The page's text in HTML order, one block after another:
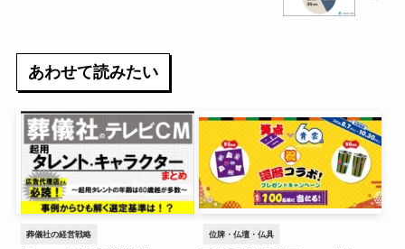
あわせて読みたい
葬儀社の経営戦略 位牌・仏壇・仏具